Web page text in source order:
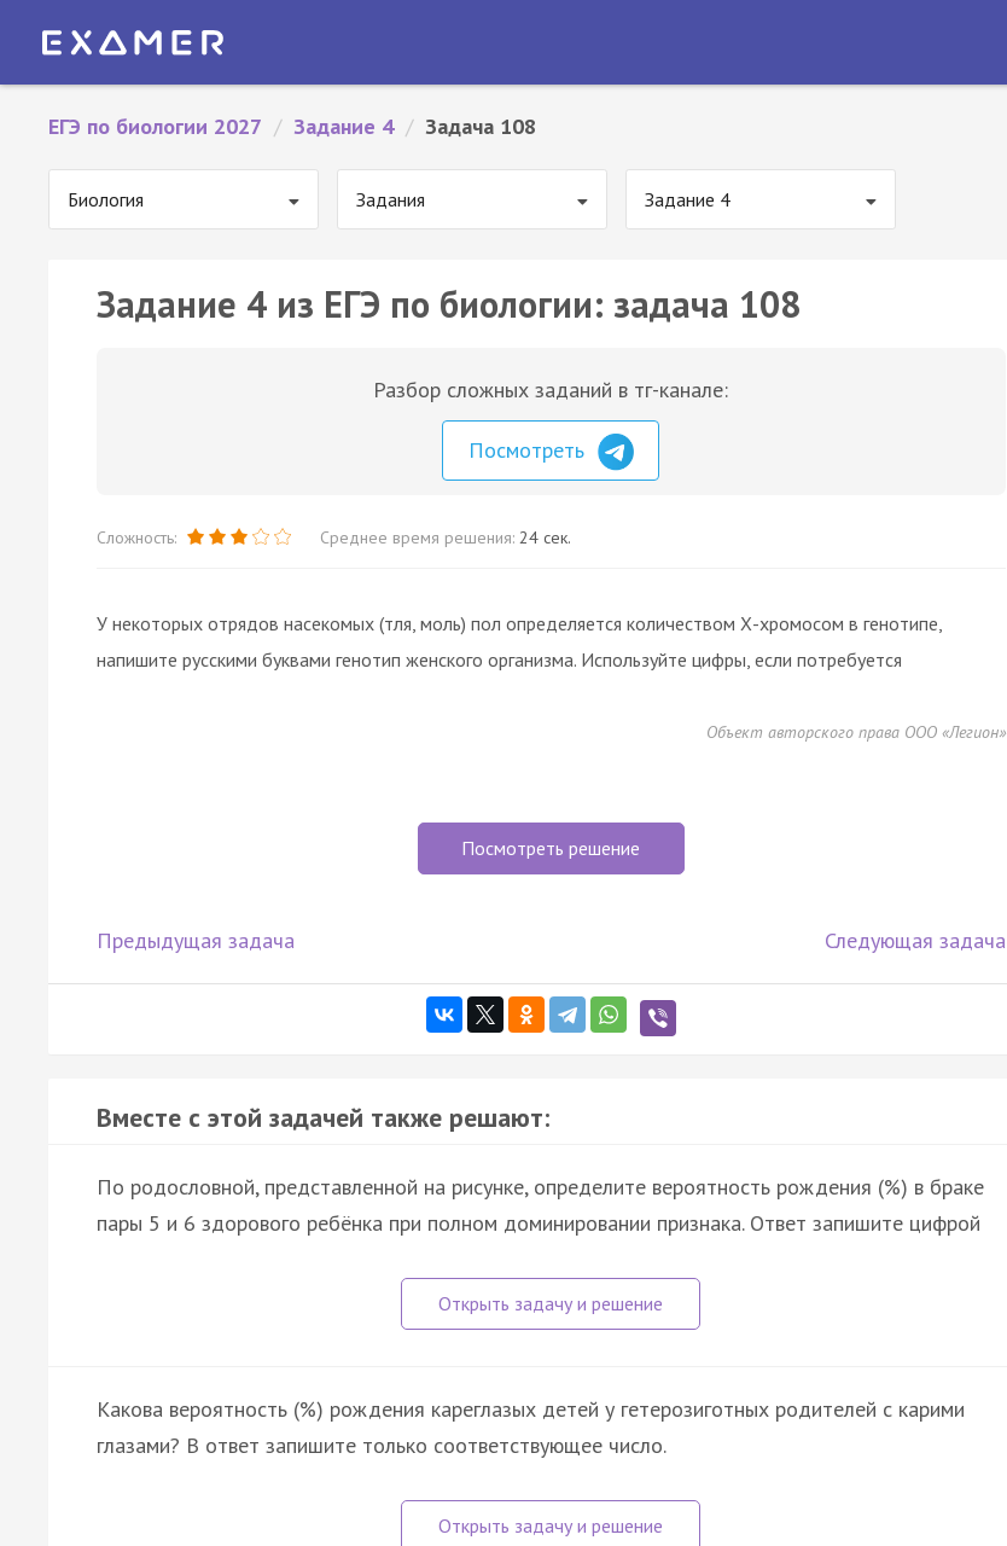
ЕГЭ по биологии 2027 / Задание 4 / Задача 108
Биология Задания Задание 4
Задание 4 из ЕГЭ по биологии: задача 108
Разбор сложных заданий в тг-канале:
Посмотреть
Сложность: Среднее время решения: 24 сек.
У некоторых отрядов насекомых (тля, моль) пол определяется количеством Х-хромосом в генотипе,
напишите русскими буквами генотип женского организма. Используйте цифры, если потребуется
Объект авторского права ООО «Легион»
Посмотреть решение
Предыдущая задача Следующая задача
Вместе с этой задачей также решают:
По родословной, представленной на рисунке, определите вероятность рождения (%) в браке
пары 5 и 6 здорового ребёнка при полном доминировании признака. Ответ запишите цифрой
Какова вероятность (%) рождения кареглазых детей у гетерозиготных родителей с карими
глазами? В ответ запишите только соответствующее число.